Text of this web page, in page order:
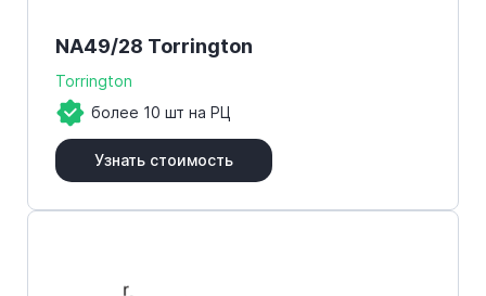
NA49/28 Torrington
Torrington
более 10 шт на РЦ
Узнать стоимость